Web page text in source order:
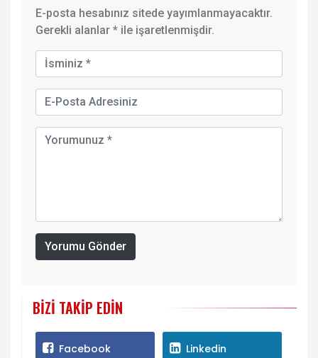
E-posta hesabınız sitede yayımlanmayacaktır.
Gerekli alanlar * ile işaretlenmişdir.
Yorumu Gönder
BIZI TAKIP EDIN
Facebook Linkedin